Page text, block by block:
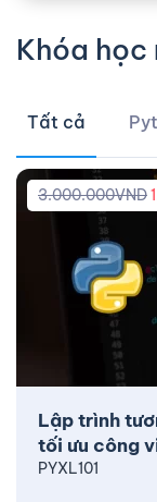
Khóa
Tất cả
Lập trình
tối ưu công
3.000.000VND
PYXL101